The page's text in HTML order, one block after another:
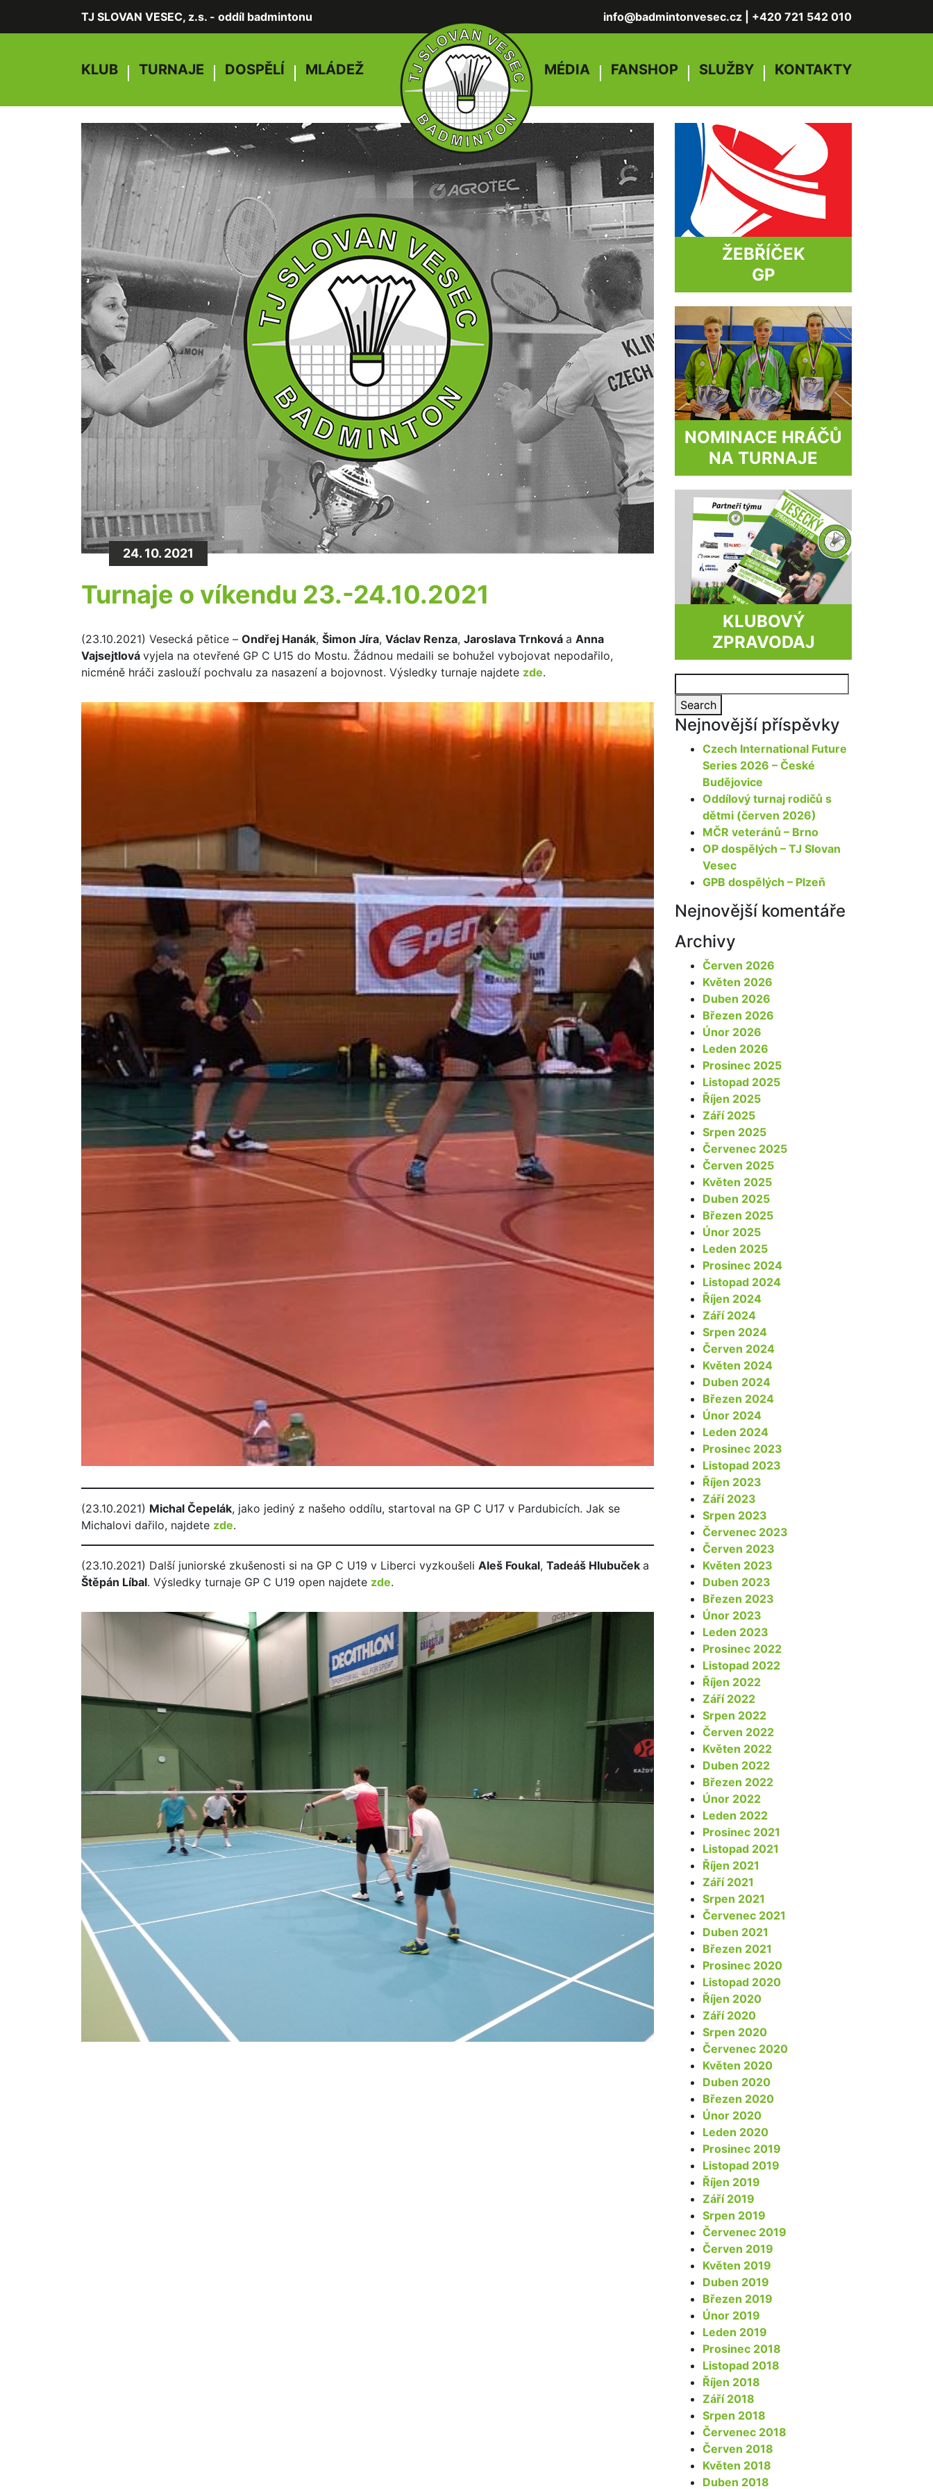
TJ SLOVAN VESEC, z.s. - oddíl badmintonu info@badmintonvesec.cz +420 721 542 010
KLUB TURNAJE DOSPĚLÍ MLÁDEŽ MÉDIA FANSHOP SLUŽBY KONTAKTY
24. 10. 2021
Turnaje o víkendu 23.-24.10.2021
(23.10.2021) Vesecká pětice – Ondřej Hanák, Šimon Jíra, Václav Renza, Jaroslava Trnková a Anna
Vajsejtlová vyjela na otevřené GP C U15 do Mostu. Žádnou medaili se bohužel vybojovat nepodařilo,
nicméně hráči zaslouží pochvalu za nasazení a bojovnost. Výsledky turnaje najdete zde.
(23.10.2021) Michal Čepelák, jako jediný z našeho oddílu, startoval na GP C U17 v Pardubicích. Jak se
Michalovi dařilo, najdete zde.
(23.10.2021) Další juniorské zkušenosti si na GP C U19 v Liberci vyzkoušeli Aleš Foukal, Tadeáš Hlubuček a
Štěpán Líbal. Výsledky turnaje GP C U19 open najdete zde.
ŽEBŘÍČEK
GP
NOMINACE HRÁČŮ
NA TURNAJE
KLUBOVÝ
ZPRAVODAJ
for:
Search
Nejnovější příspěvky
Czech International Future
Series 2026 – České
Budějovice
Oddílový turnaj rodičů s
dětmi (červen 2026)
MČR veteránů – Brno
OP dospělých – TJ Slovan
Vesec
GPB dospělých – Plzeň
Nejnovější komentáře
Archivy
Červen 2026
Květen 2026
Duben 2026
Březen 2026
Únor 2026
Leden 2026
Prosinec 2025
Listopad 2025
Říjen 2025
Září 2025
Srpen 2025
Červenec 2025
Červen 2025
Květen 2025
Duben 2025
Březen 2025
Únor 2025
Leden 2025
Prosinec 2024
Listopad 2024
Říjen 2024
Září 2024
Srpen 2024
Červen 2024
Květen 2024
Duben 2024
Březen 2024
Únor 2024
Leden 2024
Prosinec 2023
Listopad 2023
Říjen 2023
Září 2023
Srpen 2023
Červenec 2023
Červen 2023
Květen 2023
Duben 2023
Březen 2023
Únor 2023
Leden 2023
Prosinec 2022
Listopad 2022
Říjen 2022
Září 2022
Srpen 2022
Červen 2022
Květen 2022
Duben 2022
Březen 2022
Únor 2022
Leden 2022
Prosinec 2021
Listopad 2021
Říjen 2021
Září 2021
Srpen 2021
Červenec 2021
Duben 2021
Březen 2021
Prosinec 2020
Listopad 2020
Říjen 2020
Září 2020
Srpen 2020
Červenec 2020
Květen 2020
Duben 2020
Březen 2020
Únor 2020
Leden 2020
Prosinec 2019
Listopad 2019
Říjen 2019
Září 2019
Srpen 2019
Červenec 2019
Červen 2019
Květen 2019
Duben 2019
Březen 2019
Únor 2019
Leden 2019
Prosinec 2018
Listopad 2018
Říjen 2018
Září 2018
Srpen 2018
Červenec 2018
Červen 2018
Květen 2018
Duben 2018